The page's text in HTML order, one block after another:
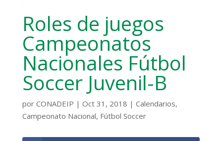
Roles de juegos
Campeonatos
Nacionales Fútbol
Soccer Juvenil-B
por CONADEIP | Oct 31, 2018 | Calendarios,
Campeonato Nacional, Fútbol Soccer